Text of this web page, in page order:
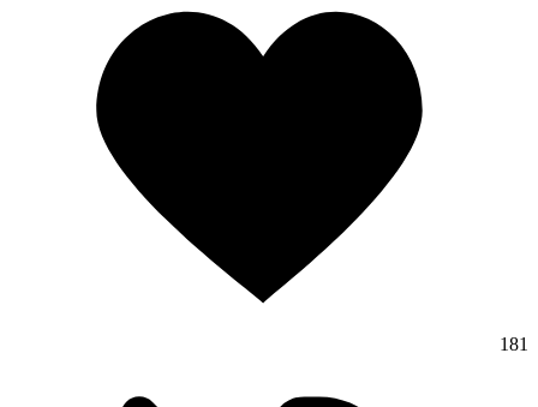
181